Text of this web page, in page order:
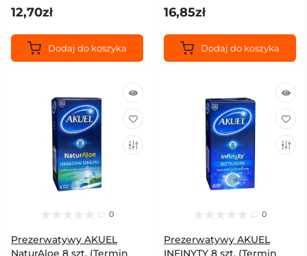
12,70zł
Dodaj do koszyka
16,85zł
Dodaj do koszyka
0
Prezerwatywy AKUEL
NaturAloe 8 szt. (Termin
0
Prezerwatywy AKUEL
INFINYTY 8 szt. (Termin